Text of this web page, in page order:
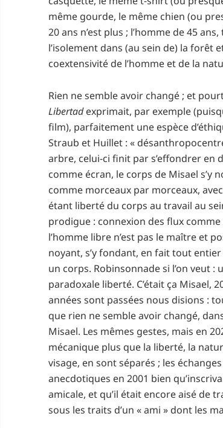
même gourde, le même chien (ou
20 ans n’est plus ; l’homme de 45
l’isolement dans (au sein de) la forêt
coextensivité de l’homme et de la
Rien ne semble avoir changé ; et
Libertadexprimait, par exemple
film), parfaitement une espèce
Straub et Huillet : «
arbre, celui-ci finit par s’effondrer en
comme écran, le corps de Misael s’y
comme morceaux par morceaux,
étant liberté du corps au travail au
prodigue : connexion des flux
l’homme libre n’est pas le maître et
noyant, s’y fondant, en fait tout
un corps. Robinsonnade si l’on veut
paradoxale liberté. C’était ça Misael,
années sont passées nous disions :
que rien ne semble avoir changé,
Misael. Les mêmes gestes, mais en
mécanique plus que la liberté, la
visage, en sont séparés ; les
anecdotiques en 2001 bien
amicale, et qu’il était encore aisé de
sous les traits d’un « ami » dont les